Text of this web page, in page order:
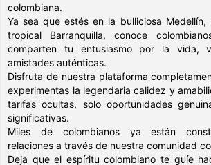
colombiana.
Ya sea que estés en la bulliciosa
tropical Barranquilla, conoce
comparten tu entusiasmo por la vida,
amistades auténticas.
Disfruta de nuestra plataforma
experimentas la legendaria calidez y
tarifas ocultas, solo oportunidades
significativas.
Miles de colombianos ya están
relaciones a través de nuestra comunidad
Deja que el espíritu colombiano te guíe